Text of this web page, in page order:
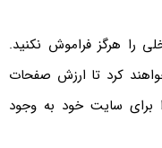
را هرگز فراموش نکنید.
کرد تا ارزش صفحات
برای سایت خود به وجود